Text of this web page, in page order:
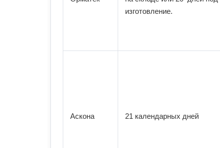
изготовление.
Аскона 21 календарных дней